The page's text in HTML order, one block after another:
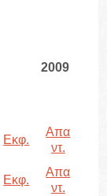
2009
Εκφ.
Απα
ντ.
Εκφ.
Απα
ντ.